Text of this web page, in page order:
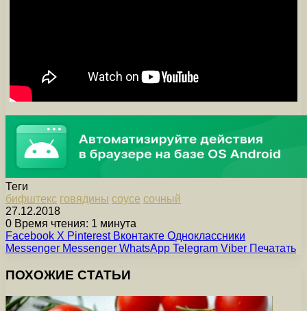
Теги
бифштекс говядины соусе сочный
27.12.2018
0 Время чтения: 1 минута
Facebook X Pinterest Вконтакте Одноклассники
Messenger Messenger WhatsApp Telegram Viber Печатать
ПОХОЖИЕ СТАТЬИ